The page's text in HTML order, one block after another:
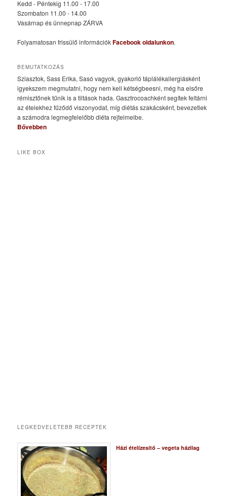
Kedd - Péntekig 11.00 - 17.00
Szombaton 11.00 - 14.00
Vasárnap és ünnepnap ZÁRVA
Folyamatosan frissülő információkFacebook oldalunkon.
BEMUTATKOZÁS
Sziasztok, Sass Erika, Sasó vagyok, gyakorló táplálékallergiásként
igyekszem megmutatni, hogy nem kell kétségbeesni, még ha elsőre
rémisztőnek tűnik is a tiltások hada. Gasztrocoachként segítek feltárni
az ételekhez fűződő viszonyodat, míg diétás szakácsként, bevezetlek
a számodra legmegfelelőbb diéta rejtelmeibe.
Bővebben
LIKE BOX
LEGKEDVELETEBB RECEPTEK
Házi ételízesítő – vegeta házilag